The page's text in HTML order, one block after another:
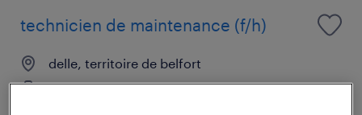
technicien de maintenance (f/h)
delle, territoire de belfort
cdi